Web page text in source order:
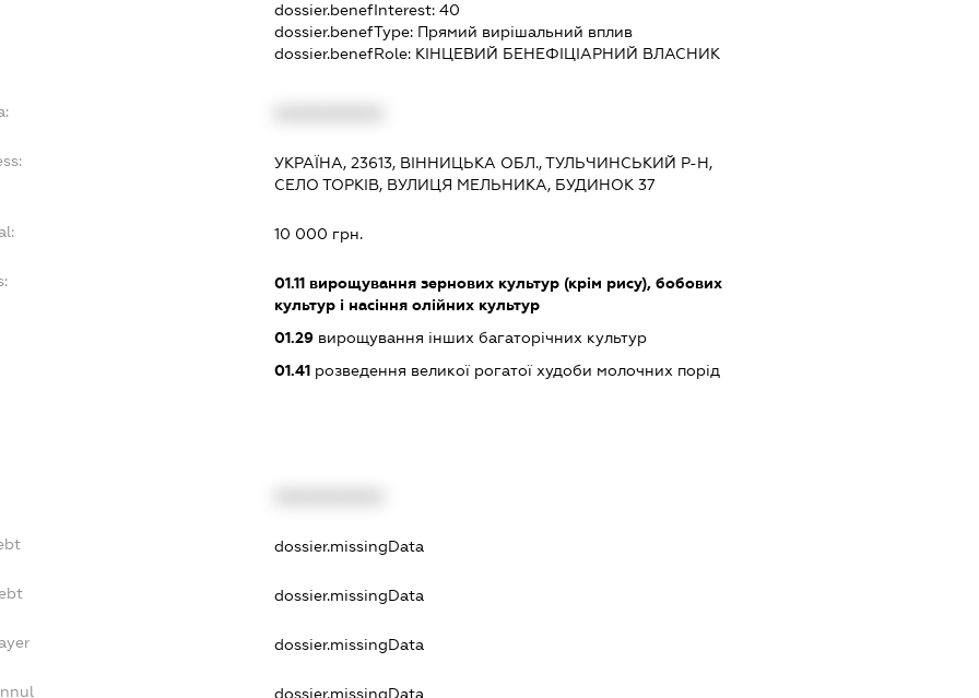
dossier.benefInterest: 40
dossier.benefType: Прямий вирішальний вплив
dossier.benefRole: КІНЦЕВИЙ БЕНЕФІЦІАРНИЙ ВЛАСНИК
УКРАЇНА, 23613, ВІННИЦЬКА ОБЛ., ТУЛЬЧИНСЬКИЙ Р-Н,
СЕЛО ТОРКІВ, ВУЛИЦЯ МЕЛЬНИКА, БУДИНОК 37
10 000 грн.
01.11вирощування зернових культур (крім рису), бобових
культур і насіння олійних культур
01.29вирощування інших багаторічних культур
01.41розведення великої рогатої худоби молочних порід
dossier.missingData
dossier.missingData
dossier.missingData
dossier.missingData